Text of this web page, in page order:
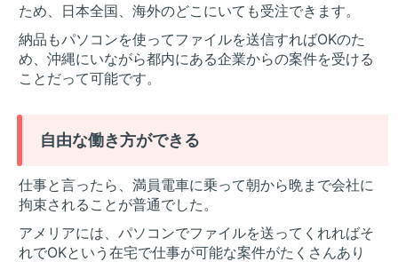
ため、日本全国、海外のどこにいても受注できます。
納品もパソコンを使ってファイルを送信すればOKのた
め、沖縄にいながら都内にある企業からの案件を受ける
ことだって可能です。
自由な働き方ができる
仕事と言ったら、満員電車に乗って朝から晩まで会社に
拘束されることが普通でした。
アメリアには、パソコンでファイルを送ってくれればそ
れでOKという在宅で仕事が可能な案件がたくさんあり